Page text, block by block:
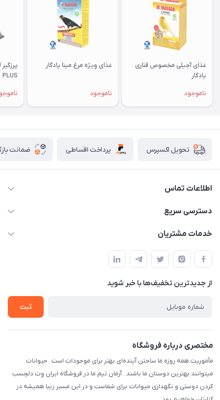
غذای آجیلی مخصوص قناری
یادگار
ناموجود
غذای ویژه مرغ مینا یادگار
ناموجود
PLUS
تحویل اکسپرس پرداخت اقساطی ضمانت
اطلاعات تماس
07154503736-09120986090
دسترسی سریع
حساب کاربری
درباره ما
تماس با ما
خدمات مشتریان
قوانین و مقررات
حفظ حریم شخصی
سوالات متداول
شرایط ارسال رایگان
از جدید‌ترین تخفیف‌ها با‌ خبر شوید
ثبت
مختصری درباره فروشگاه
مأموریت همه روزه ما ساختن آینده‌ای بهتر برای موجودات است . حیوانات
میتوانند بهترین دوستان ما باشند . آرمان تیم ما در فروشگاه ایران وِت دلچسب
کردن دوستی و نگهداری حیوانات برای شماست و در این مسیر زیبا همیشه در